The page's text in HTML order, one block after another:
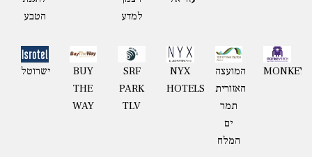
הטבע
למדע
ישרוטל
BUY
THE
WAY
SRF
PARK
TLV
NYX
HOTELS
המועצה
האזורית
תמר
ים
המלח